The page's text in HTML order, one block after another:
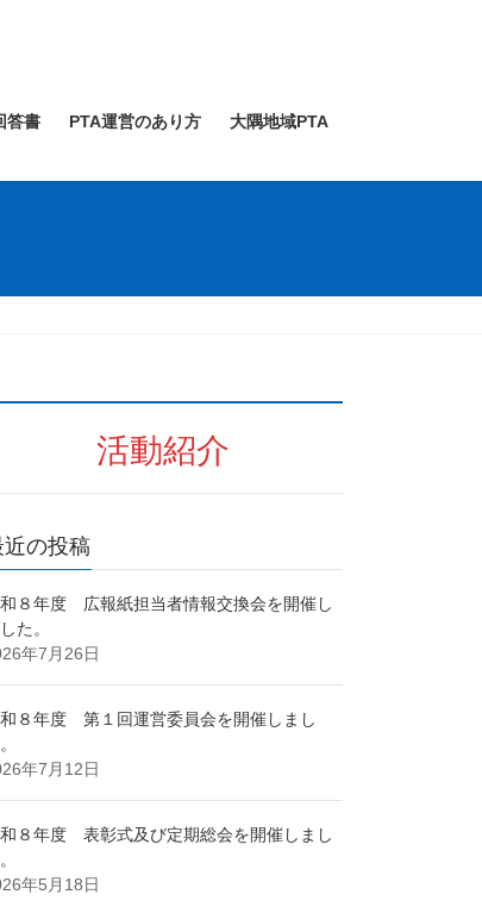
答書 PTA運営のあり方 大隅地域PTA
活動紹介
近の投稿
８年度 広報紙担当者情報交換会を開催し
た。
年7月26日
８年度 第１回運営委員会を開催しまし
年7月12日
８年度 表彰式及び定期総会を開催しまし
年5月18日